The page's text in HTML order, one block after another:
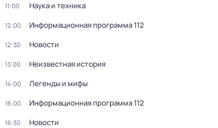
11:00 Наука и техника
12:00 Информационная программа 112
12:30 Новости
13:00 Неизвестная история
14:00 Легенды и мифы
16:00 Информационная программа 112
16:30 Новости